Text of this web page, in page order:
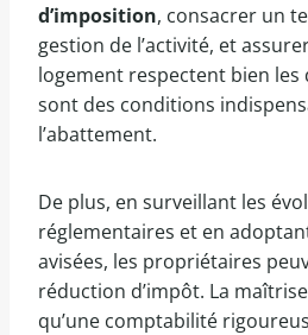
d’imposition, consacrer un
gestion de l’activité, et
logement respectent bien les
sont des conditions
l’abattement.
De plus, en surveillant les
réglementaires et en
avisées, les propriétaires
réduction d’impôt. La
qu’une comptabilité